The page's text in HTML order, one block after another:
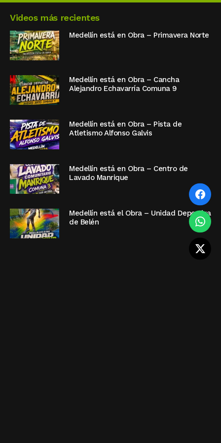
Videos más recientes
Medellín está en Obra – Primavera Norte
Medellín está en Obra – Cancha
Alejandro Echavarría Comuna 9
Medellín está en Obra – Pista de
Atletismo Alfonso Galvis
Medellín está en Obra – Centro de
Lavado Manrique
Medellín está el Obra – Unidad Deportiva
de Belén